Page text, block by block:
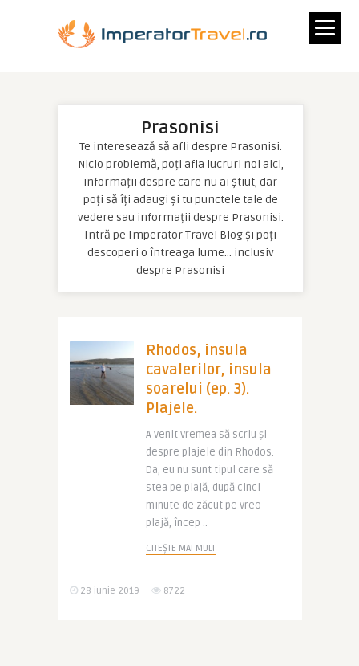
Prasonisi
Te interesează să afli despre Prasonisi.
Nicio problemă, poți afla lucruri noi aici,
informații despre care nu ai știut, dar
poți să îți adaugi și tu punctele tale de
vedere sau informații despre Prasonisi.
Intră pe Imperator Travel Blog și poți
descoperi o întreaga lume… inclusiv
despre Prasonisi
Rhodos, insula
cavalerilor, insula
soarelui (ep. 3).
Plajele.
A venit vremea să scriu și
despre plajele din Rhodos.
Da, eu nu sunt tipul care să
stea pe plajă, după cinci
minute de zăcut pe vreo
plajă, încep ..
CITEȘTE MAI MULT
28 iunie 2019 8722